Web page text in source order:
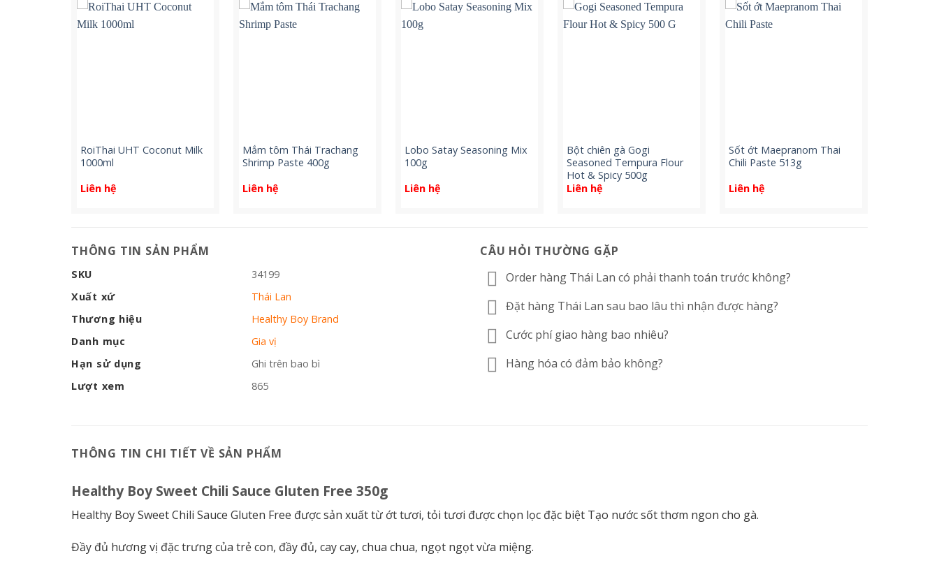
RoiThai UHT Coconut Milk
1000ml
Liên hệ
Mắm tôm Thái Trachang
Shrimp Paste 400g
Liên hệ
Lobo Satay Seasoning Mix
100g
Liên hệ
Bột chiên gà Gogi
Seasoned Tempura Flour
Hot & Spicy 500g
Liên hệ
Sốt ớt Maepranom Thai
Chili Paste 513g
Liên hệ
THÔNG TIN SẢN PHẨM
SKU
34199
Xuất xứ
Thái Lan
Thương hiệu
Healthy Boy Brand
Danh mục
Gia vị
Hạn sử dụng
Ghi trên bao bì
Lượt xem
865
CÂU HỎI THƯỜNG GẶP
Order hàng Thái Lan có phải thanh toán trước không?
Đặt hàng Thái Lan sau bao lâu thì nhận được hàng?
Cước phí giao hàng bao nhiêu?
Hàng hóa có đảm bảo không?
THÔNG TIN CHI TIẾT VỀ SẢN PHẨM
Healthy Boy Sweet Chili Sauce Gluten Free 350g
Healthy Boy Sweet Chili Sauce Gluten Free được sản xuất từ ​​ớt tươi, tỏi tươi được chọn lọc đặc biệt Tạo nước sốt thơm ngon cho gà.
Đầy đủ hương vị đặc trưng của trẻ con, đầy đủ, cay cay, chua chua, ngọt ngọt vừa miệng.